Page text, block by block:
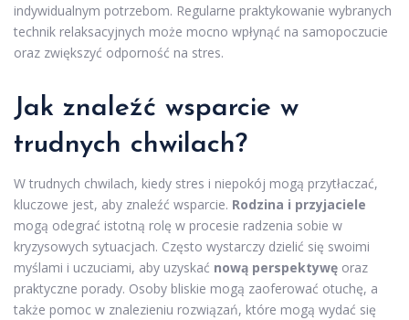
indywidualnym potrzebom. Regularne praktykowanie wybranych
technik relaksacyjnych może mocno wpłynąć na samopoczucie
oraz zwiększyć odporność na stres.
Jak znaleźć wsparcie w
trudnych chwilach?
W trudnych chwilach, kiedy stres i niepokój mogą przytłaczać,
kluczowe jest, aby znaleźć wsparcie. Rodzina i przyjaciele
mogą odegrać istotną rolę w procesie radzenia sobie w
kryzysowych sytuacjach. Często wystarczy dzielić się swoimi
myślami i uczuciami, aby uzyskać nową perspektywę oraz
praktyczne porady. Osoby bliskie mogą zaoferować otuchę, a
także pomoc w znalezieniu rozwiązań, które mogą wydać się